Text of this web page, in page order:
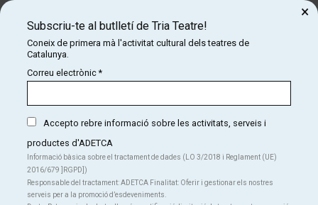
Subscriu-te al butlletí de Tria Teatre!
Coneix de primera mà l'activitat cultural dels teatres de
Catalunya.
Correu electrònic*
Accepto rebre informació sobre les activitats, serveis i
productes d'ADETCA
Informació bàsica sobre el tractament de dades (LO 3/2018 i Reglament (UE)
2016/679 ]RGPD])
Responsable del tractament: ADETCA Finalitat: Oferir i gestionar els nostres
serveis per a la promoció d’esdeveniments.
×